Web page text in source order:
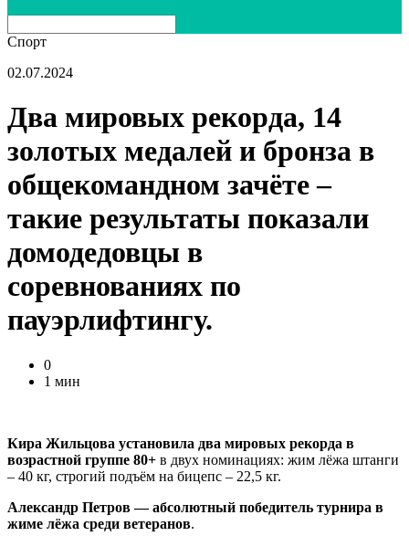
Спорт
02.07.2024
Два мировых рекорда, 14
золотых медалей и бронза в
общекомандном зачёте –
такие результаты показали
домодедовцы в
соревнованиях по
пауэрлифтингу.
0
1 мин
Кира Жильцова установила два мировых рекорда в
возрастной группе 80+ в двух номинациях: жим лёжа штанги
– 40 кг, строгий подъём на бицепс – 22,5 кг.
Александр Петров — абсолютный победитель турнира в
жиме лёжа среди ветеранов.